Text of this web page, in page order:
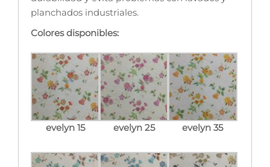
planchados industriales.
Colores disponibles:
evelyn 15 evelyn 25 evelyn 35